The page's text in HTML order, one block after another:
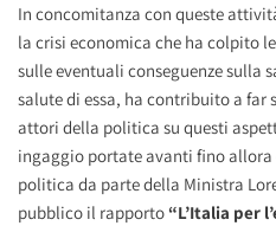
In concomitanza con queste
la crisi economica che ha colpito
sulle eventuali conseguenze sulla
salute di essa, ha contribuito a far
attori della politica su questi
ingaggio portate avanti fino allora
politica da parte della Ministra
pubblico il rapporto“L’Italia per